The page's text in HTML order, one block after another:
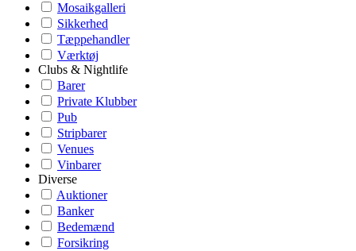
Mosaikgalleri
Sikkerhed
Tæppehandler
Værktøj
Clubs & Nightlife
Barer
Private Klubber
Pub
Stripbarer
Venues
Vinbarer
Diverse
Auktioner
Banker
Bedemænd
Forsikring